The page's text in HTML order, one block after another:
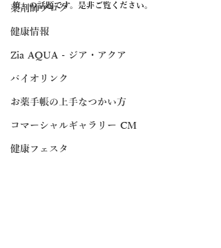
薬剤師ブログ
健康情報
Zia AQUA - ジア・アクア
バイオリンク
お薬手帳の上手なつかい方
コマーシャルギャラリー CM
健康フェスタ
策」の話題です。是非ご覧ください。